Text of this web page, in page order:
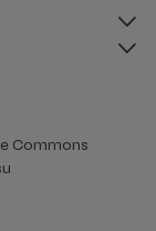
Commons